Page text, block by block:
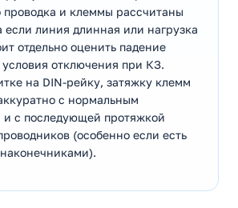
проводка и клеммы рассчитаны
если линия длинная или нагрузка
отдельно оценить падение
отключения при КЗ.
на DIN-рейку, затяжку клемм
с нормальным
и с последующей протяжкой
(особенно если есть